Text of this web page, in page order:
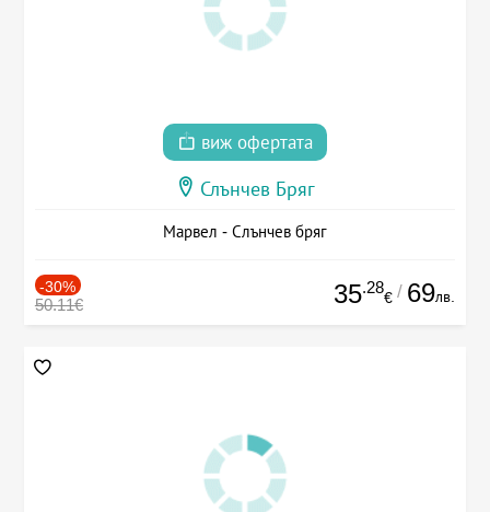
виж офертата
Слънчев Бряг
Марвел - Слънчев бряг
-30%
50.11€ 35.28
€ / 69лв.